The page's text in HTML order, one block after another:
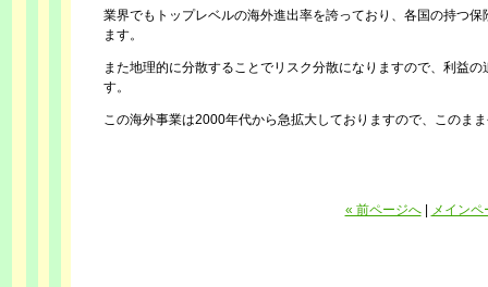
業界でもトップレベルの海外進出率を誇っており、各国の持つ
ます。
また地理的に分散することでリスク分散になりますので、利益
す。
この海外事業は2000年代から急拡大しておりますので、このま
« 前ページへ| メインペ